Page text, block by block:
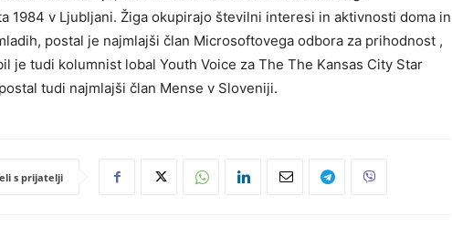
1984 v Ljubljani. Žiga okupirajo številni interesi in aktivnosti doma in
postal je najmlajši član Microsoftovega odbora za prihodnost ,
je tudi kolumnist lobal Youth Voice za The The Kansas City Star
tudi najmlajši član Mense v Sloveniji.
s prijatelji